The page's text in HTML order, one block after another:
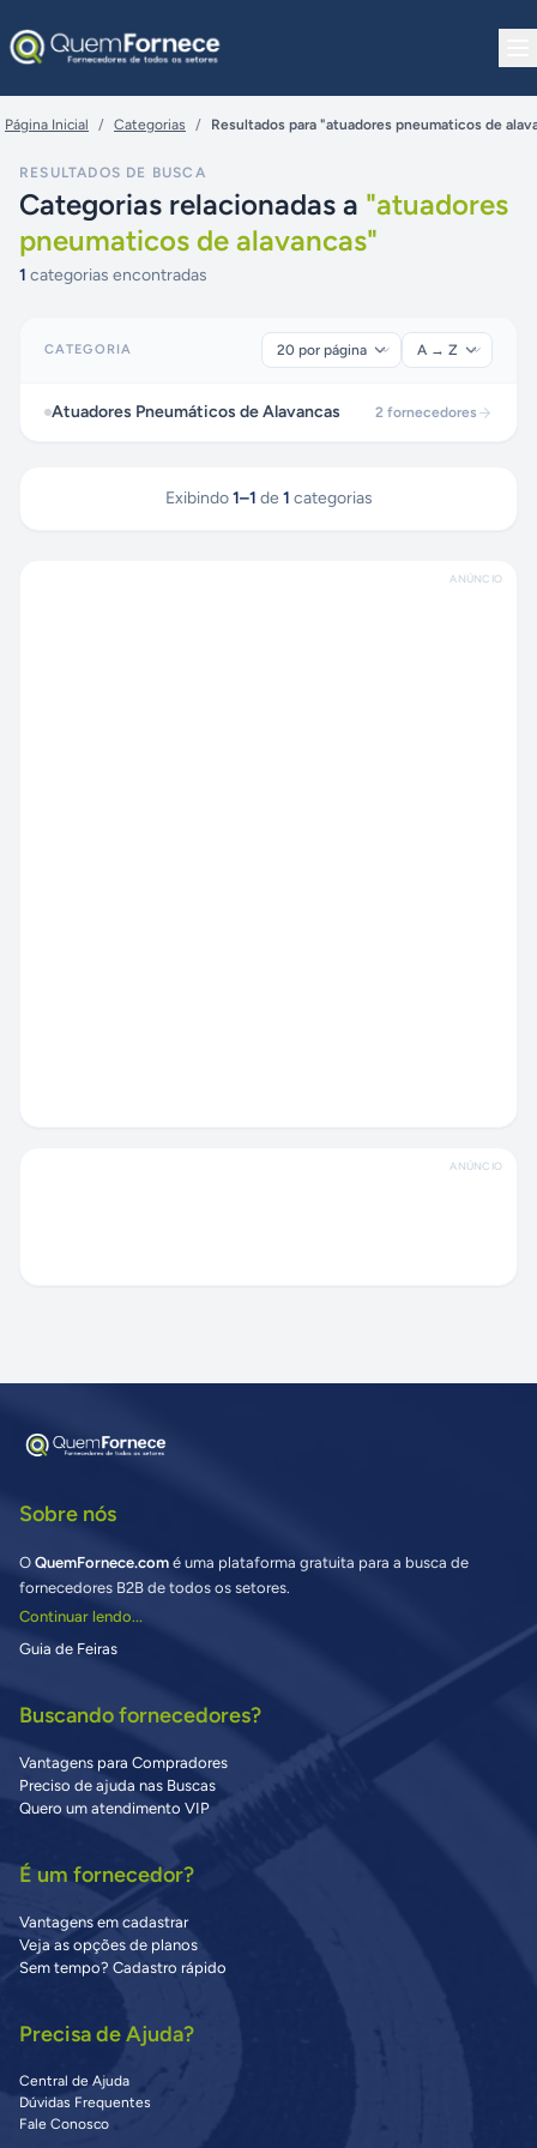
Página Inicial / Categorias / Resultados para "atuadores pneumaticos de
RESULTADOS DE BUSCA
Categorias relacionadas a "atuadores
pneumaticos de alavancas"
1 categorias encontradas
CATEGORIA
Atuadores Pneumáticos de Alavancas 2 fornecedores
Exibindo 1–1 de 1 categorias
ANÚNCIO
ANÚNCIO
Sobre nós
O QuemFornece.com é uma plataforma gratuita para a busca de
fornecedores B2B de todos os setores.
Continuar lendo...
Guia de Feiras
Buscando fornecedores?
Vantagens para Compradores
Preciso de ajuda nas Buscas
Quero um atendimento VIP
É um fornecedor?
Vantagens em cadastrar
Veja as opções de planos
Sem tempo? Cadastro rápido
Precisa de Ajuda?
Central de Ajuda
Dúvidas Frequentes
Fale Conosco